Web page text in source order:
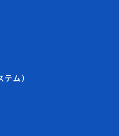
ム）